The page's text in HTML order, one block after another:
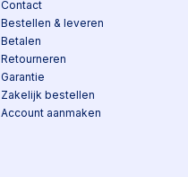
Contact
Bestellen & leveren
Betalen
Retourneren
Garantie
Zakelijk bestellen
Account aanmaken